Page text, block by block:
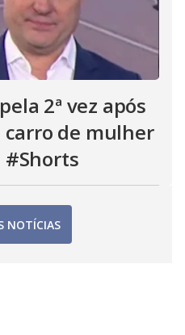
2ª vez após
carro de mulher
#Shorts
NOTÍCIAS